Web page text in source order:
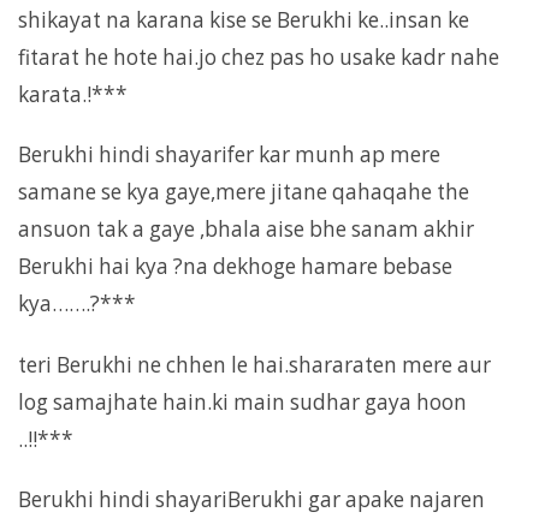
shikayat na karana kise se Berukhi ke..insan ke
fitarat he hote hai.jo chez pas ho usake kadr nahe
karata.!***
Berukhi hindi shayarifer kar munh ap mere
samane se kya gaye,mere jitane qahaqahe the
ansuon tak a gaye ,bhala aise bhe sanam akhir
Berukhi hai kya ?na dekhoge hamare bebase
kya…….?***
teri Berukhi ne chhen le hai.shararaten mere aur
log samajhate hain.ki main sudhar gaya hoon
..!!***
Berukhi hindi shayariBerukhi gar apake najaren